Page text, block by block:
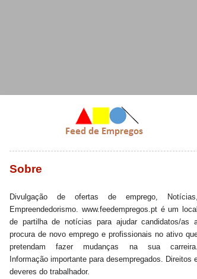
Sobre
Divulgação de ofertas de emprego, Notícias,
Empreendedorismo. www.feedempregos.pt é um local
de partilha de notícias para ajudar candidatos/as
procura de novo emprego e profissionais no ativo
pretendam fazer mudanças na sua carreira.
Informação importante para desempregados. Direitos
deveres do trabalhador.